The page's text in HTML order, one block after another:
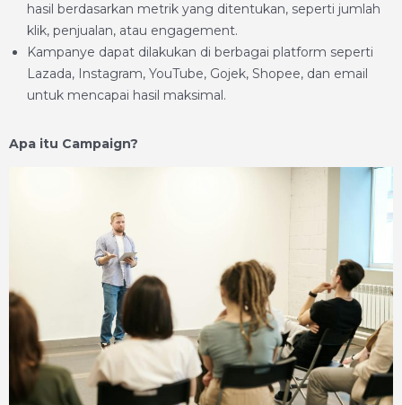
hasil berdasarkan metrik yang ditentukan, seperti jumlah
klik, penjualan, atau engagement.
Kampanye dapat dilakukan di berbagai platform seperti
Lazada, Instagram, YouTube, Gojek, Shopee, dan email
untuk mencapai hasil maksimal.
Apa itu Campaign?